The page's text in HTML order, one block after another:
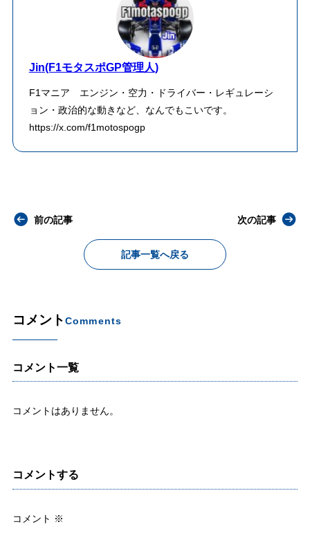
Jin(F1モタスポGP管理人)
F1マニア エンジン・空力・ドライバー・レギュレーシ
ョン・政治的な動きなど、なんでもこいです。
https://x.com/f1motospogp
前の記事
記事一覧へ戻る
次の記事
コメントComments
コメント一覧
コメントはありません。
コメントする
コメント ※